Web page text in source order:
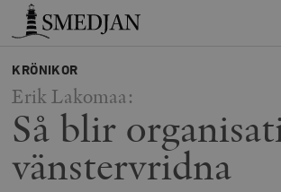
Timbro
KRÖNIKOR
Erik Lakomaa:
Så blir
vänstervridna